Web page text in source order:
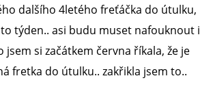
BYDLÍ
FRETKOU
dalšího 4letého freťáčka do útulku,
týden.. asi budu muset nafouknout i
jsem si začátkem června říkala, že je
fretka do útulku.. zakřikla jsem to..